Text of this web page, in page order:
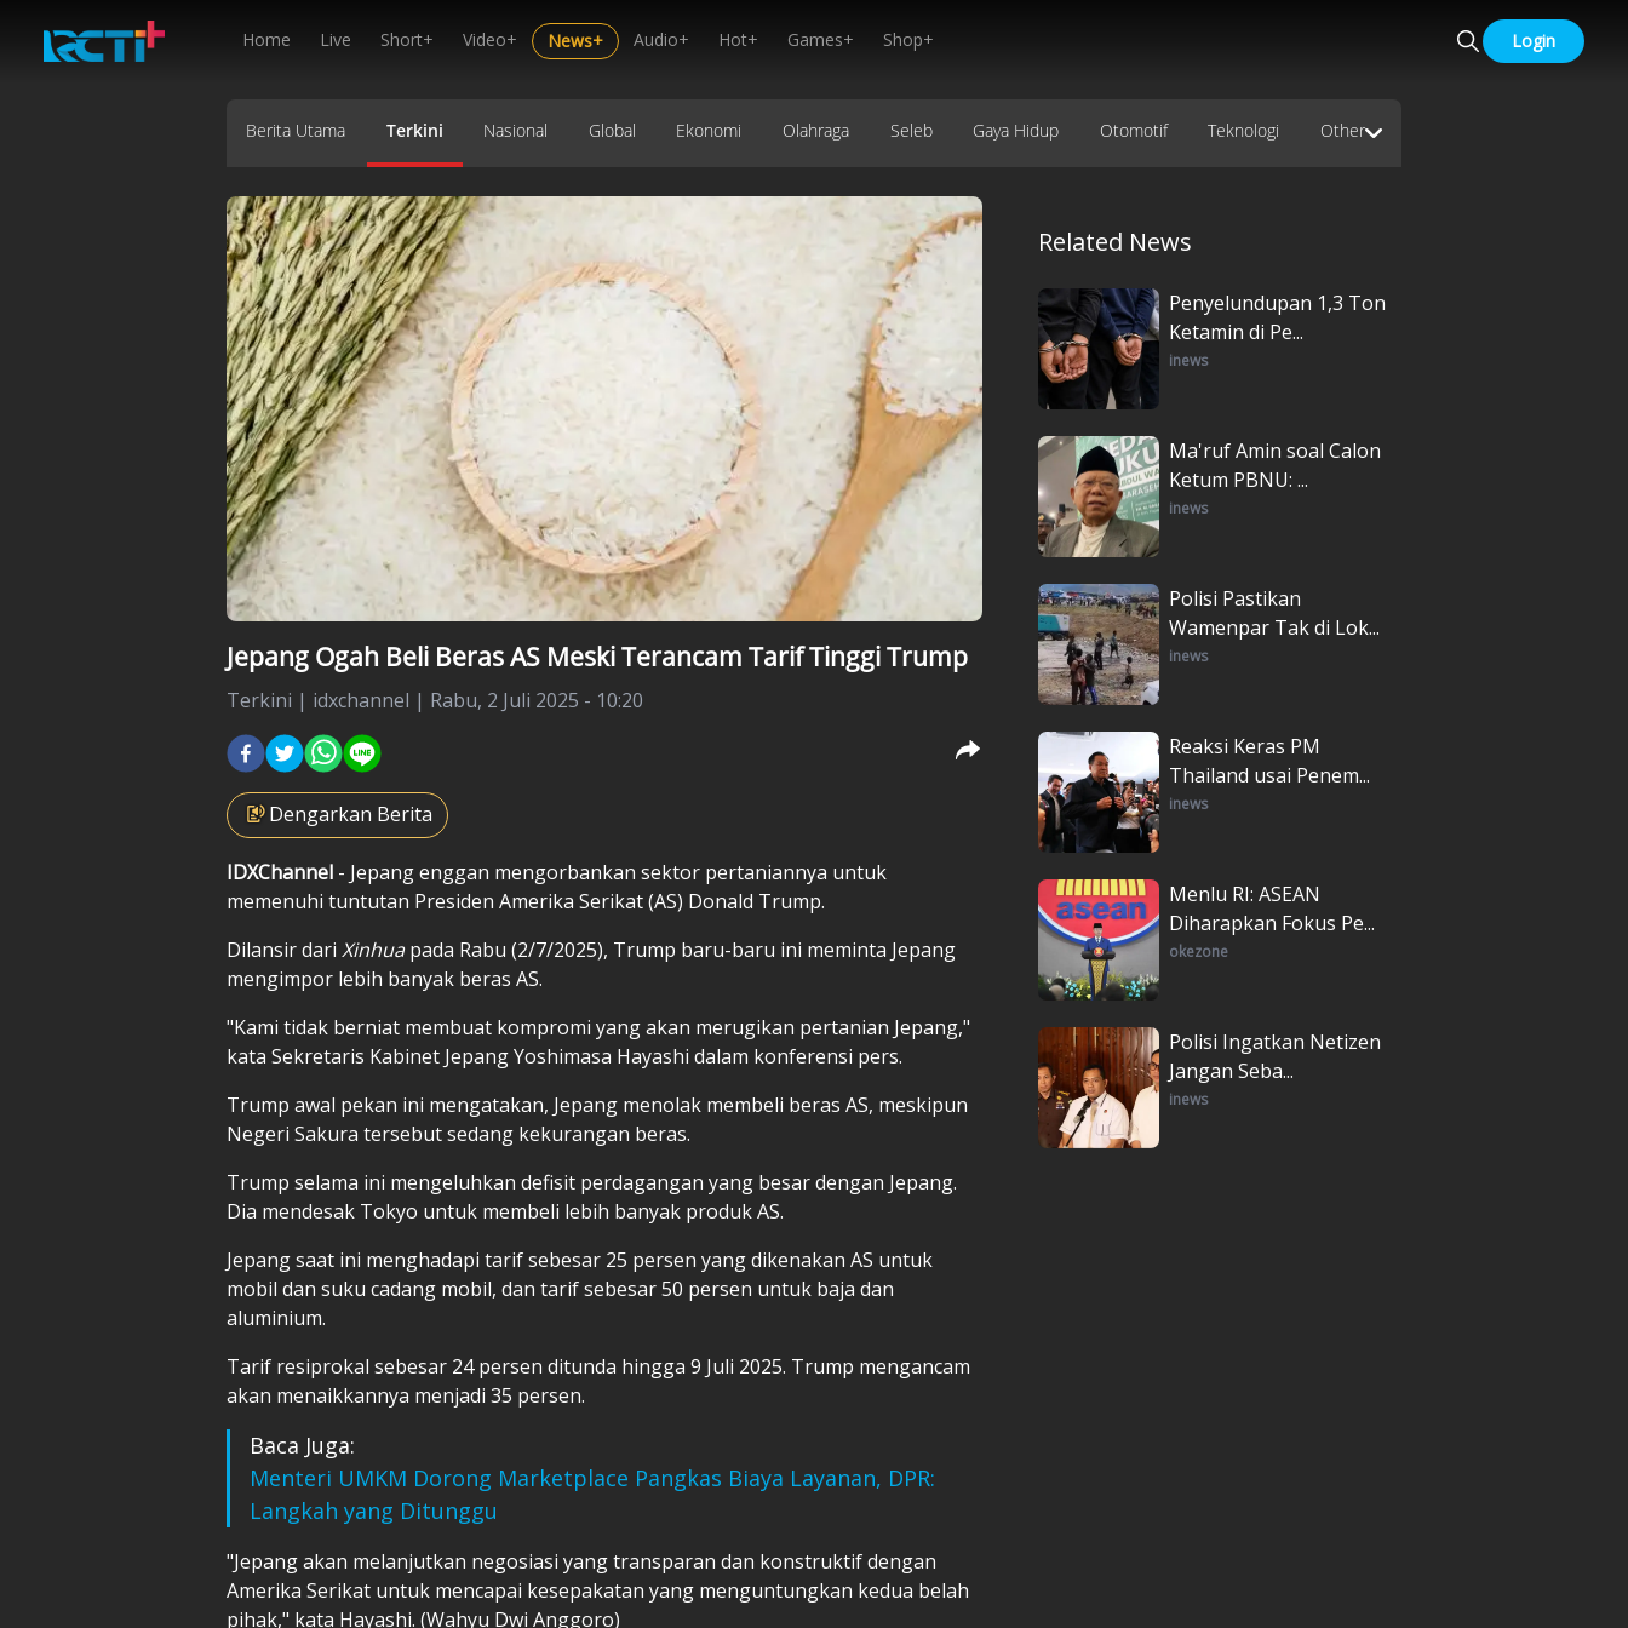
Home Live Short+ Video+ News+ Audio+ Hot+ Games+ Shop+ Login
Berita Utama Terkini Nasional Global Ekonomi Olahraga Seleb Gaya Hidup Otomotif Teknologi Other
Jepang Ogah Beli Beras AS Meski Terancam Tarif Tinggi Trump
Terkini | idxchannel | Rabu, 2 Juli 2025 - 10:20
Dengarkan Berita
IDXChannel - Jepang enggan mengorbankan sektor pertaniannya untuk
memenuhi tuntutan Presiden Amerika Serikat (AS) Donald Trump.
Dilansir dari Xinhuapada Rabu (2/7/2025), Trump baru-baru ini meminta Jepang
mengimpor lebih banyak beras AS.
"Kami tidak berniat membuat kompromi yang akan merugikan pertanian Jepang,"
kata Sekretaris Kabinet Jepang Yoshimasa Hayashi dalam konferensi pers.
Trump awal pekan ini mengatakan, Jepang menolak membeli beras AS, meskipun
Negeri Sakura tersebut sedang kekurangan beras.
Trump selama ini mengeluhkan defisit perdagangan yang besar dengan Jepang.
Dia mendesak Tokyo untuk membeli lebih banyak produk AS.
Jepang saat ini menghadapi tarif sebesar 25 persen yang dikenakan AS untuk
mobil dan suku cadang mobil, dan tarif sebesar 50 persen untuk baja dan
aluminium.
Tarif resiprokal sebesar 24 persen ditunda hingga 9 Juli 2025. Trump mengancam
akan menaikkannya menjadi 35 persen.
Baca Juga:
Menteri UMKM Dorong Marketplace Pangkas Biaya Layanan, DPR:
Langkah yang Ditunggu
"Jepang akan melanjutkan negosiasi yang transparan dan konstruktif dengan
Amerika Serikat untuk mencapai kesepakatan yang menguntungkan kedua belah
pihak," kata Hayashi. (Wahyu Dwi Anggoro)
Related News
Penyelundupan 1,3 Ton
Ketamin di Pe...
inews
Ma'ruf Amin soal Calon
Ketum PBNU: ...
inews
Polisi Pastikan
Wamenpar Tak di Lok...
inews
Reaksi Keras PM
Thailand usai Penem...
inews
Menlu RI: ASEAN
Diharapkan Fokus Pe...
okezone
Polisi Ingatkan Netizen
Jangan Seba...
inews